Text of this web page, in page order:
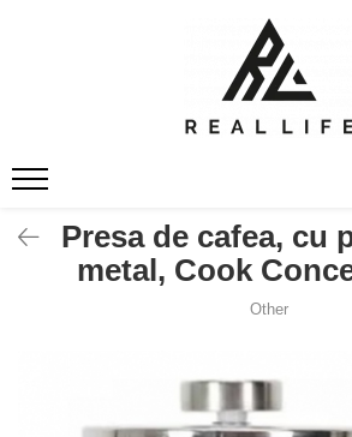
Masca fata si plasturi pentru
curatarea tenului
Uleiuri
Dispozitive
Seruri antiimbatranire
Sanatatea articulatiilor
Presa de cafea, cu
metal, Cook
Other